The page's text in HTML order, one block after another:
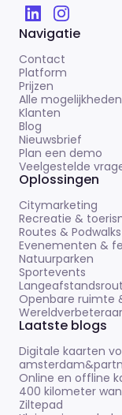
Navigatie
Contact
Platform
Prijzen
Alle mogelijkheden
Klanten
Blog
Nieuwsbrief
Plan een demo
Veelgestelde
Oplossingen
Citymarketing
Recreatie &
Routes & Podwalks
Evenementen &
Natuurparken
Sportevents
Openbare ruimte
Laatste blogs
Digitale kaarten
Online en offline
400 kilometer
Ziltepad